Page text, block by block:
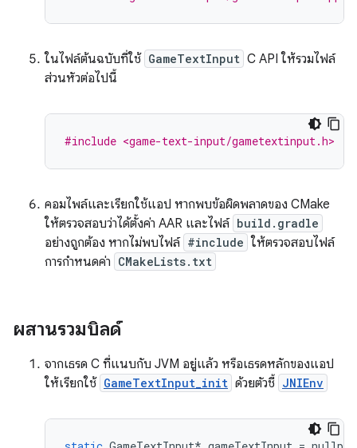
ในไฟล์ต้นฉบับที่ใช้ GameTextInput C API ให้รวมไฟล์
ส่วนหัวต่อไปนี้
#include <game-text-input/gametextinput.h>
คอมไพล์และเรียกใช้แอป หากพบข้อผิดพลาดของ CMake
ให้ตรวจสอบว่าได้ตั้งค่า AAR และไฟล์ build.gradle
อย่างถูกต้อง หากไม่พบไฟล์ #include ให้ตรวจสอบไฟล์
การกำหนดค่า CMakeLists.txt
ผสานรวมบิลด์
จากเธรด C ที่แนบกับ JVM อยู่แล้ว หรือเธรดหลักของแอป
ให้เรียกใช้ GameTextInput_init ด้วยตัวชี้ JNIEnv